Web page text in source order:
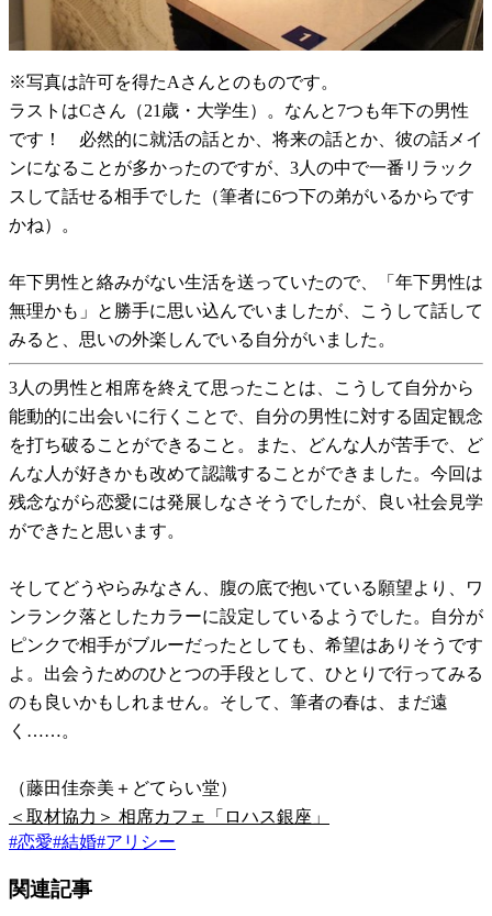
※写真は許可を得たAさんとのものです。
ラストはCさん（21歳・大学生）。なんと7つも年下の男性
です！ 必然的に就活の話とか、将来の話とか、彼の話メイ
ンになることが多かったのですが、3人の中で一番リラック
スして話せる相手でした（筆者に6つ下の弟がいるからです
かね）。
年下男性と絡みがない生活を送っていたので、「年下男性は
無理かも」と勝手に思い込んでいましたが、こうして話して
みると、思いの外楽しんでいる自分がいました。
3人の男性と相席を終えて思ったことは、こうして自分から
能動的に出会いに行くことで、自分の男性に対する固定観念
を打ち破ることができること。また、どんな人が苦手で、ど
んな人が好きかも改めて認識することができました。今回は
残念ながら恋愛には発展しなさそうでしたが、良い社会見学
ができたと思います。
そしてどうやらみなさん、腹の底で抱いている願望より、ワ
ンランク落としたカラーに設定しているようでした。自分が
ピンクで相手がブルーだったとしても、希望はありそうです
よ。出会うためのひとつの手段として、ひとりで行ってみる
のも良いかもしれません。そして、筆者の春は、まだ遠
く……。
（藤田佳奈美＋どてらい堂）
＜取材協力＞ 相席カフェ「ロハス銀座」
#恋愛#結婚#アリシー
関連記事